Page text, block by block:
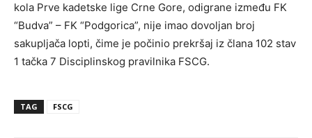
kola Prve kadetske lige Crne Gore, odigrane između FK
“Budva” – FK “Podgorica”, nije imao dovoljan broj
sakupljača lopti, čime je počinio prekršaj iz člana 102 stav
1 tačka 7 Disciplinskog pravilnika FSCG.
TAG FSCG